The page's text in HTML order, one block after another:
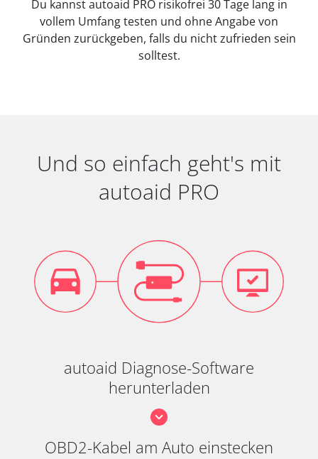
Du kannst autoaid PRO risikofrei 30 Tage lang in
vollem Umfang testen und ohne Angabe von
Gründen zurückgeben, falls du nicht zufrieden sein
solltest.
Und so einfach geht's mit
autoaid PRO
autoaid Diagnose-Software
herunterladen
OBD2-Kabel am Auto einstecken